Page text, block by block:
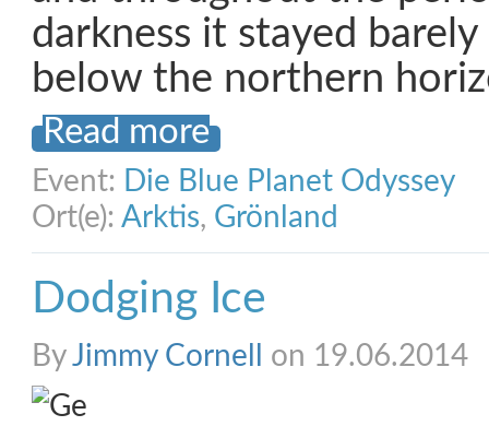
darkness it stayed
below the northern
Read more
Event: Die Blue Planet Odyssey
Ort(e): Arktis, Grönland
Dodging Ice
ByJimmy Cornell on 19.06.2014